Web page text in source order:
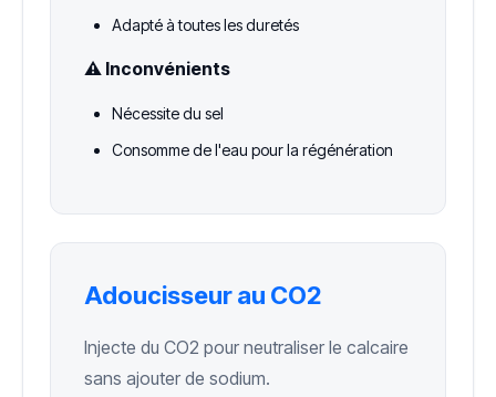
Adapté à toutes les duretés
⚠️ Inconvénients
Nécessite du sel
Consomme de l'eau pour la régénération
Adoucisseur au CO2
Injecte du CO2 pour neutraliser le calcaire
sans ajouter de sodium.